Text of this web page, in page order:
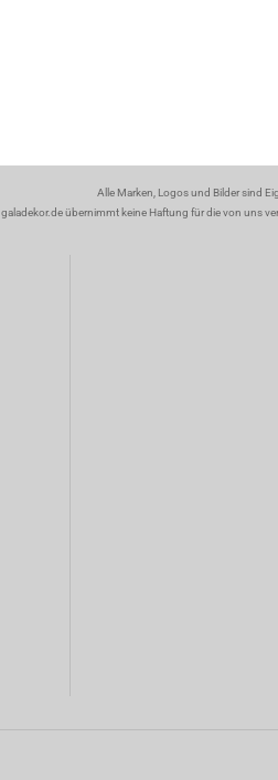
Alle Marken, Logos und Bilder sind
galadekor.de übernimmt keine Haftung für die von uns